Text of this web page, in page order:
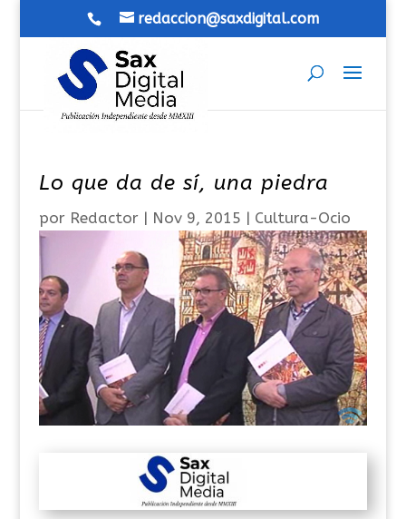
redaccion@saxdigital.com
Lo que da de sí, una piedra
por Redactor| Nov 9, 2015 | Cultura-Ocio